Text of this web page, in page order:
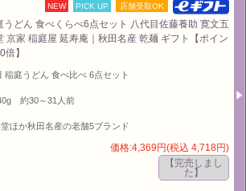
NEW PICK UP 店舗受取OK
うどん 食べくらべ6点セット 八代目佐藤養助 寛文五
京家 稲庭屋 延寿庵｜秋田名産 乾麺 ギフト【ポイン
倍】
稲庭うどん 食べ比べ 6点セット
約30～31人前
ほか秋田名産の老舗5ブランド
価格:4,369円(税込 4,718円)
【完売しまし
た】